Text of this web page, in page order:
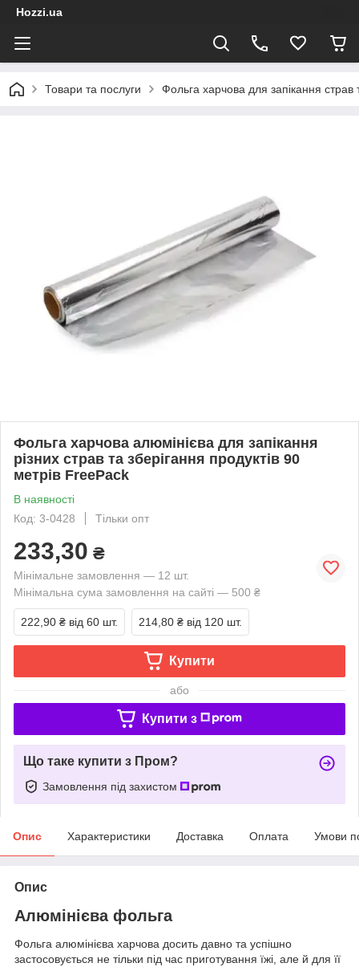
Hozzi.ua
Товари та послуги Фольга харчова для запікання страв
Фольга харчова алюмінієва для запікання
різних страв та зберігання продуктів 90
метрів FreePack
В наявності
Код: 3-0428
Тільки опт
233,30 ₴
Мінімальне замовлення — 12 шт.
Мінімальна сума замовлення на сайті — 500 ₴
222,90 ₴ від 60 шт. 214,80 ₴ від 120 шт.
Купити
або
Купити з
Що таке купити з Пром?
Замовлення під захистом
Опис Характеристики Доставка Оплата Умови
Опис
Алюмінієва фольга
Фольга алюмінієва харчова досить давно та успішно
застосовується не тільки під час приготування їжі, але й для її